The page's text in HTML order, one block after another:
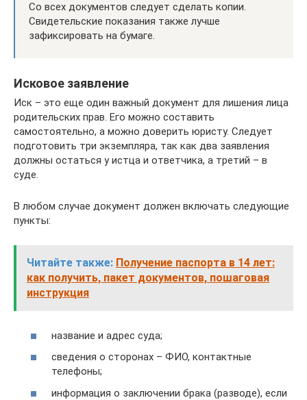
Со всех документов следует сделать копии.
Свидетельские показания также лучше
зафиксировать на бумаге.
Исковое заявление
Иск – это еще один важный документ для лишения лица
родительских прав. Его можно составить
самостоятельно, а можно доверить юристу. Следует
подготовить три экземпляра, так как два заявления
должны остаться у истца и ответчика, а третий – в
суде.
В любом случае документ должен включать следующие
пункты:
Читайте также: Получение паспорта в 14 лет:
как получить, пакет документов, пошаговая
инструкция
название и адрес суда;
сведения о сторонах – ФИО, контактные
телефоны;
информация о заключении брака (разводе), если